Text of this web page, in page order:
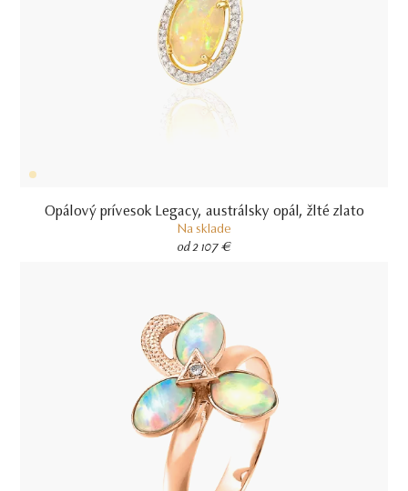
Opálový prívesok Legacy, austrálsky opál, žlté zlato
Na sklade
od 2 107 €